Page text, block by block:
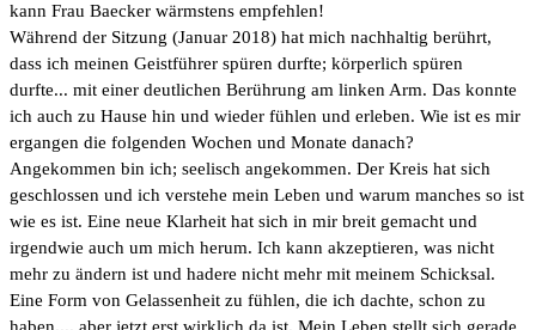
kann Frau Baecker wärmstens empfehlen!
Während der Sitzung (Januar 2018) hat mich nachhaltig berührt,
dass ich meinen Geistführer spüren durfte; körperlich spüren
durfte... mit einer deutlichen Berührung am linken Arm. Das konnte
ich auch zu Hause hin und wieder fühlen und erleben. Wie ist es mir
ergangen die folgenden Wochen und Monate danach?
Angekommen bin ich; seelisch angekommen. Der Kreis hat sich
geschlossen und ich verstehe mein Leben und warum manches so ist
wie es ist. Eine neue Klarheit hat sich in mir breit gemacht und
irgendwie auch um mich herum. Ich kann akzeptieren, was nicht
mehr zu ändern ist und hadere nicht mehr mit meinem Schicksal.
Eine Form von Gelassenheit zu fühlen, die ich dachte, schon zu